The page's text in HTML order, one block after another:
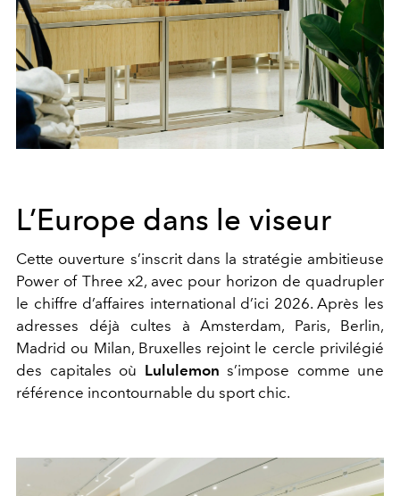
L’Europe dans le viseur
Cette ouverture s’inscrit dans la stratégie ambitieuse
Power of Three x2, avec pour horizon de quadrupler
le chiffre d’affaires international d’ici 2026. Après les
adresses déjà cultes à Amsterdam, Paris, Berlin,
Madrid ou Milan, Bruxelles rejoint le cercle privilégié
des capitales où Lululemon s’impose comme une
référence incontournable du sport chic.